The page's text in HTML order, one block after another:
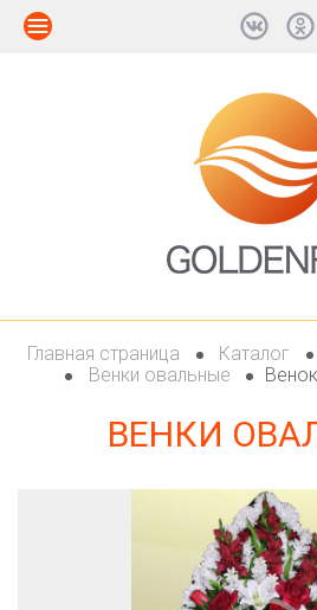
Главная страница Каталог
Венки овальные
ВЕНКИ